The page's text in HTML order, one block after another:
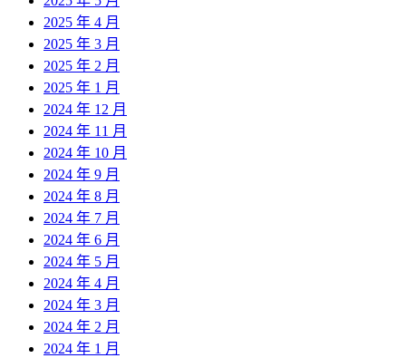
2025 年 4 月
2025 年 3 月
2025 年 2 月
2025 年 1 月
2024 年 12 月
2024 年 11 月
2024 年 10 月
2024 年 9 月
2024 年 8 月
2024 年 7 月
2024 年 6 月
2024 年 5 月
2024 年 4 月
2024 年 3 月
2024 年 2 月
2024 年 1 月